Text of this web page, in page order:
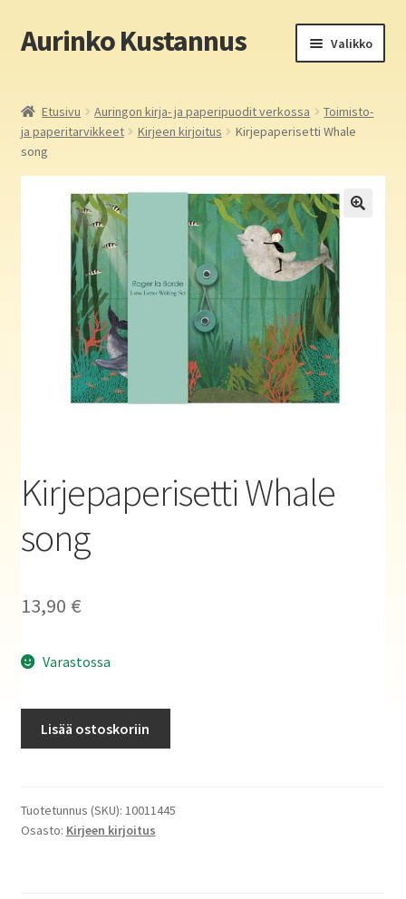
Siirry
navigointiin
Siirry
sisältöön
Aurinko Kustannus Valikko
Yritys
Yhteystiedot
Aurinko Kustannus: kirjat
Auringon kirja- ja paperipuodit verkossa
Etusivu Auringon kirja- ja paperipuodit verkossa
Toimisto-
ja paperitarvikkeet
Kirjeen kirjoitus
Kirjepaperisetti Whale
song
Kirjepaperisetti Whale
song
13,90 €
Varastossa
Lisää ostoskoriin
Tuotetunnus (SKU): 10011445
Osasto: Kirjeen kirjoitus